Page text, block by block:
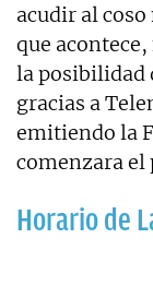
acudir al
que
la posibilidad
gracias a
emitiendo la
comenzara el
Horario de